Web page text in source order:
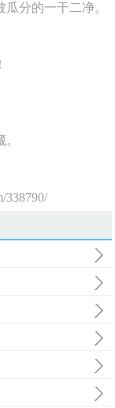
分的一干二净。
338790/